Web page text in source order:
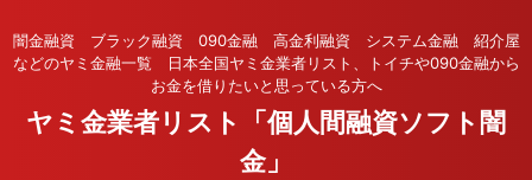
闇金融資 ブラック融資 090金融 高金利融資 システム金融 紹介屋
などのヤミ金融一覧 日本全国ヤミ金業者リスト、トイチや090金融から
お金を借りたいと思っている方へ
ヤミ金業者リスト「個人間融資ソフト闇
金」